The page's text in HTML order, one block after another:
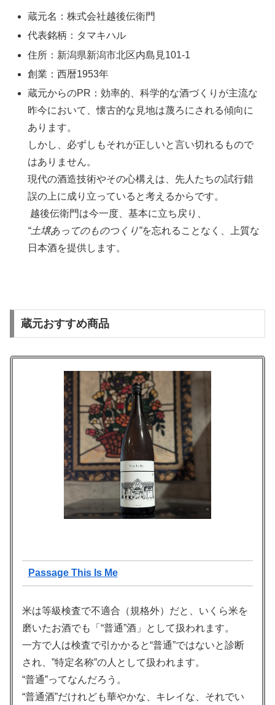
蔵元名：株式会社越後伝衛門
代表銘柄：タマキハル
住所：新潟県新潟市北区内島見101-1
創業：西暦1953年
蔵元からのPR：効率的、科学的な酒づくりが主流な
昨今において、懐古的な見地は蔑ろにされる傾向に
あります。
しかし、必ずしもそれが正しいと言い切れるもので
はありません。
現代の酒造技術やその心構えは、先人たちの試行錯
誤の上に成り立っていると考えるからです。
越後伝衛門は今一度、基本に立ち戻り、
“土壌あってのものつくり”を忘れることなく、上質な
日本酒を提供します。
蔵元おすすめ商品
Passage This Is Me
米は等級検査で不適合（規格外）だと、いくら米を
磨いたお酒でも「“普通”酒」として扱われます。
一方で人は検査で引かかると“普通”ではないと診断
され、”特定名称”の人として扱われます。
“普通”ってなんだろう。
“普通酒”だけれども華やかな、キレイな、それでい